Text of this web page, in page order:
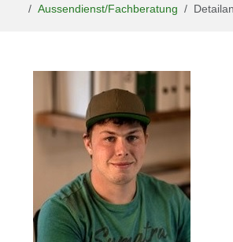
Aussendienst/Fachberatung